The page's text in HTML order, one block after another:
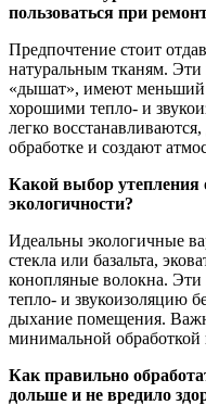
пользоваться при
Предпочтение стоит
натуральным тканям. Эти
«дышат», имеют меньший
хорошими тепло- и
легко
обработке и создают
Какой выбор утепления
экологичности?
Идеальны экологичные
стекла или базальта,
конопляные волокна.
тепло- и звукоизоляцию
дыхание помещения.
минимальной
Как правильно
дольше и не вредило